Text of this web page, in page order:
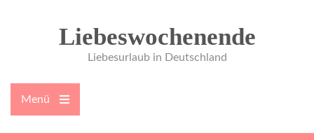
Liebeswochenende
Liebesurlaub in Deutschland
Menü